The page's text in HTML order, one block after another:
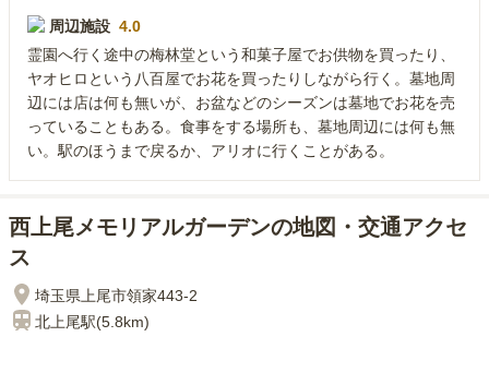
周辺施設 4.0
霊園へ行く途中の梅林堂という和菓子屋でお供物を買ったり、
ヤオヒロという八百屋でお花を買ったりしながら行く。墓地周
辺には店は何も無いが、お盆などのシーズンは墓地でお花を売
っていることもある。食事をする場所も、墓地周辺には何も無
い。駅のほうまで戻るか、アリオに行くことがある。
西上尾メモリアルガーデンの地図・交通アクセ
ス
埼玉県上尾市領家443-2
北上尾駅(5.8km)